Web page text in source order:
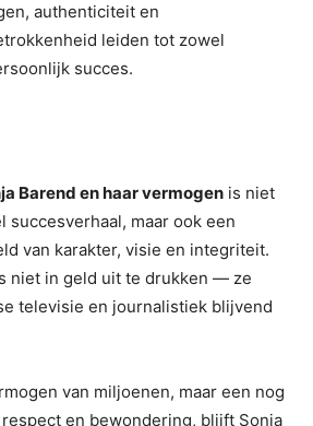
authenticiteit en
leiden tot zowel
succes.
Barend en haar vermogen is niet
succesverhaal, maar ook een
van karakter, visie en integriteit.
niet in geld uit te drukken — ze
televisie en journalistiek blijvend
van miljoenen, maar een nog
en bewondering, blijft Sonja